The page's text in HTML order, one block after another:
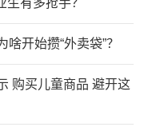
开始攒“外卖袋”？
购买儿童商品 避开这